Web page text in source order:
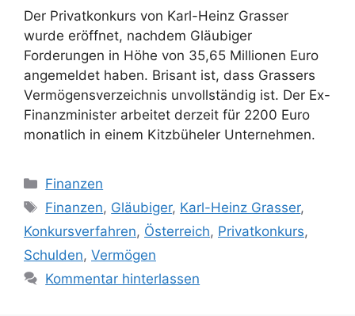
Der Privatkonkurs von Karl-Heinz Grasser
wurde eröffnet, nachdem Gläubiger
Forderungen in Höhe von 35,65 Millionen Euro
angemeldet haben. Brisant ist, dass Grassers
Vermögensverzeichnis unvollständig ist. Der Ex-
Finanzminister arbeitet derzeit für 2200 Euro
monatlich in einem Kitzbüheler Unternehmen.
Kategorien
Finanzen
Schlagwörter
Finanzen, Gläubiger, Karl-Heinz Grasser,
Konkursverfahren, Österreich, Privatkonkurs,
Schulden, Vermögen
Kommentar hinterlassen